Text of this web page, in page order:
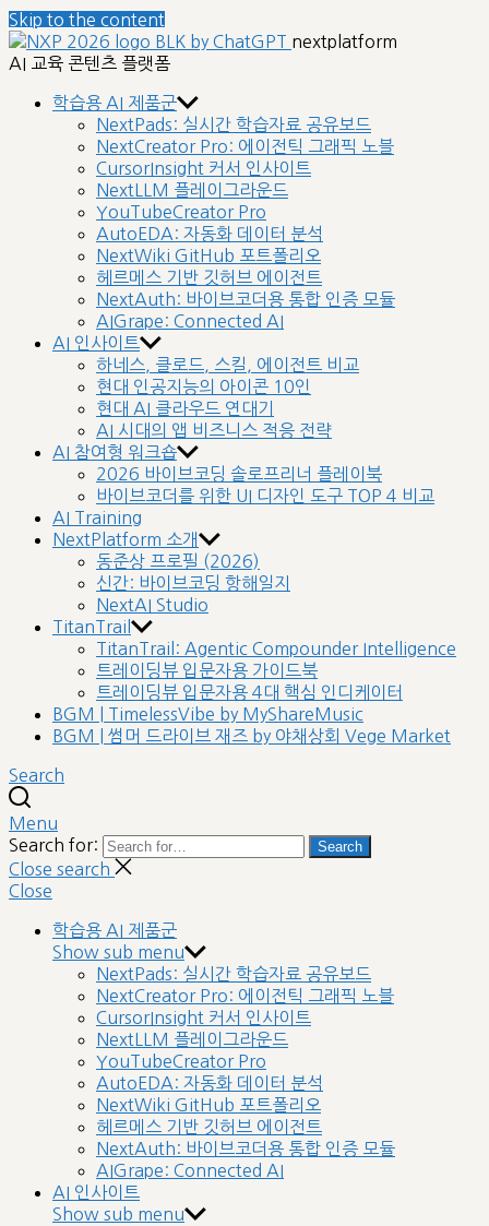
Skip to the content
nextplatform
AI 교육 콘텐츠 플랫폼
학습용 AI 제품군
NextPads: 실시간 학습자료 공유보드
NextCreator Pro: 에이전틱 그래픽 노블
CursorInsight 커서 인사이트
NextLLM 플레이그라운드
YouTubeCreator Pro
AutoEDA: 자동화 데이터 분석
NextWiki GitHub 포트폴리오
헤르메스 기반 깃허브 에이전트
NextAuth: 바이브코더용 통합 인증 모듈
AIGrape: Connected AI
AI 인사이트
하네스, 클로드, 스킬, 에이전트 비교
현대 인공지능의 아이콘 10인
현대 AI 클라우드 연대기
AI 시대의 앱 비즈니스 적응 전략
AI 참여형 워크숍
2026 바이브코딩 솔로프리너 플레이북
바이브코더를 위한 UI 디자인 도구 TOP 4 비교
AI Training
NextPlatform 소개
동준상 프로필 (2026)
신간: 바이브코딩 항해일지
NextAI Studio
TitanTrail
TitanTrail: Agentic Compounder Intelligence
트레이딩뷰 입문자용 가이드북
트레이딩뷰 입문자용 4대 핵심 인디케이터
BGM | TimelessVibe by MyShareMusic
BGM | 썸머 드라이브 재즈 by 야채상회 Vege Market
Search
Menu
Search for:
Search
Close search
Close
학습용 AI 제품군
Show sub menu
NextPads: 실시간 학습자료 공유보드
NextCreator Pro: 에이전틱 그래픽 노블
CursorInsight 커서 인사이트
NextLLM 플레이그라운드
YouTubeCreator Pro
AutoEDA: 자동화 데이터 분석
NextWiki GitHub 포트폴리오
헤르메스 기반 깃허브 에이전트
NextAuth: 바이브코더용 통합 인증 모듈
AIGrape: Connected AI
AI 인사이트
Show sub menu